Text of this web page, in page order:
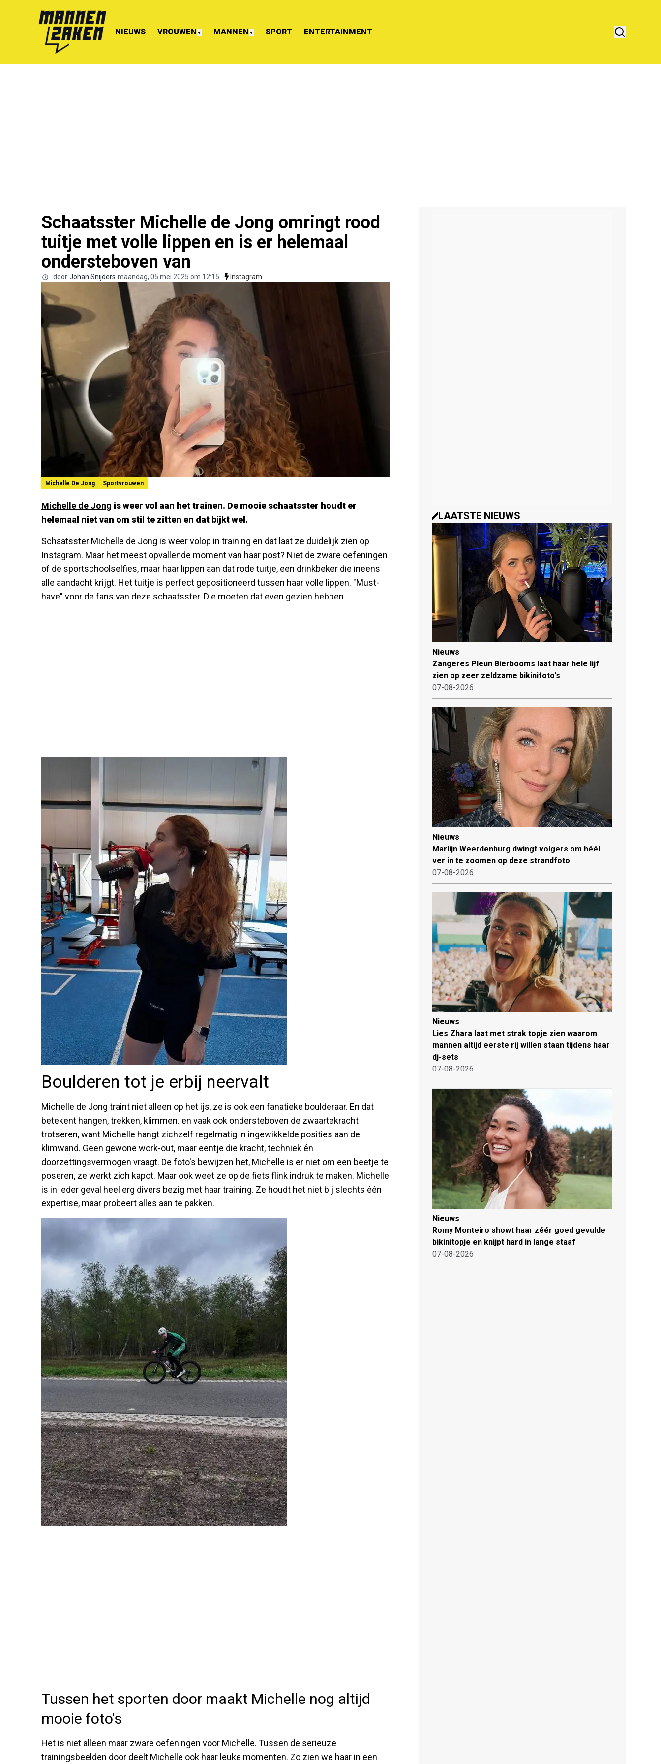
NIEUWS VROUWEN ▼ MANNEN ▼ SPORT ENTERTAINMENT
Schaatsster Michelle de Jong omringt rood
tuitje met volle lippen en is er helemaal
ondersteboven van
door Johan Snijders maandag, 05 mei 2025 om 12:15 Instagram
Michelle De Jong Sportvrouwen
Michelle de Jong is weer vol aan het trainen. De mooie schaatsster houdt er
helemaal niet van om stil te zitten en dat bijkt wel.
Schaatsster Michelle de Jong is weer volop in training en dat laat ze duidelijk zien op
Instagram. Maar het meest opvallende moment van haar post? Niet de zware oefeningen
of de sportschoolselfies, maar haar lippen aan dat rode tuitje, een drinkbeker die ineens
alle aandacht krijgt. Het tuitje is perfect gepositioneerd tussen haar volle lippen. "Must-
have" voor de fans van deze schaatsster. Die moeten dat even gezien hebben.
Boulderen tot je erbij neervalt
Michelle de Jong traint niet alleen op het ijs, ze is ook een fanatieke boulderaar. En dat
betekent hangen, trekken, klimmen. en vaak ook ondersteboven de zwaartekracht
trotseren, want Michelle hangt zichzelf regelmatig in ingewikkelde posities aan de
klimwand. Geen gewone work-out, maar eentje die kracht, techniek én
doorzettingsvermogen vraagt. De foto's bewijzen het, Michelle is er niet om een beetje te
poseren, ze werkt zich kapot. Maar ook weet ze op de fiets flink indruk te maken. Michelle
is in ieder geval heel erg divers bezig met haar training. Ze houdt het niet bij slechts één
expertise, maar probeert alles aan te pakken.
Tussen het sporten door maakt Michelle nog altijd
mooie foto's
Het is niet alleen maar zware oefeningen voor Michelle. Tussen de serieuze
trainingsbeelden door deelt Michelle ook haar leuke momenten. Zo zien we haar in een
LAATSTE NIEUWS
Nieuws
Zangeres Pleun Bierbooms laat haar hele lijf
zien op zeer zeldzame bikinifoto's
07-08-2026
Nieuws
Marlijn Weerdenburg dwingt volgers om héél
ver in te zoomen op deze strandfoto
07-08-2026
Nieuws
Lies Zhara laat met strak topje zien waarom
mannen altijd eerste rij willen staan tijdens haar
dj-sets
07-08-2026
Nieuws
Romy Monteiro showt haar zéér goed gevulde
bikinitopje en knijpt hard in lange staaf
07-08-2026